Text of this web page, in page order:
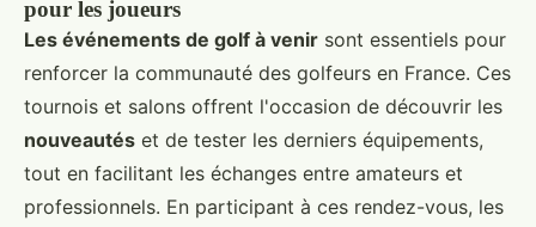
pour les joueurs
Les événements de golf à venir sont essentiels pour
renforcer la communauté des golfeurs en France. Ces
tournois et salons offrent l'occasion de découvrir les
nouveautés et de tester les derniers équipements,
tout en facilitant les échanges entre amateurs et
professionnels. En participant à ces rendez-vous, les